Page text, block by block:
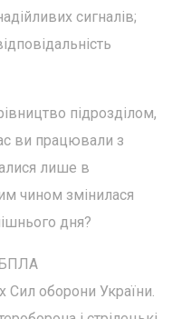
сигналів;
підрозділом,
ви працювали з
лише в
чином змінилася
дня?
БПЛА
Сил оборони України.